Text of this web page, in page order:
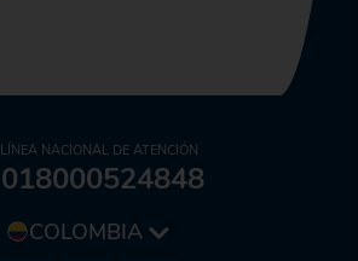
COLOMBIA
LÍNEA NACIONAL DE ATENCIÓN
018000524848